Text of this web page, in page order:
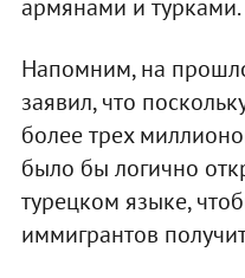
армянами и турками.
Напомним, на
заявил, что
более трех
было бы логично
турецком языке,
иммигрантов